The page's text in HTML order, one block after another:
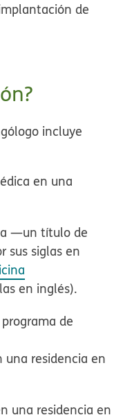
de
incluye
en una
—un título de
sus siglas en
en inglés).
de
una residencia en
una residencia en